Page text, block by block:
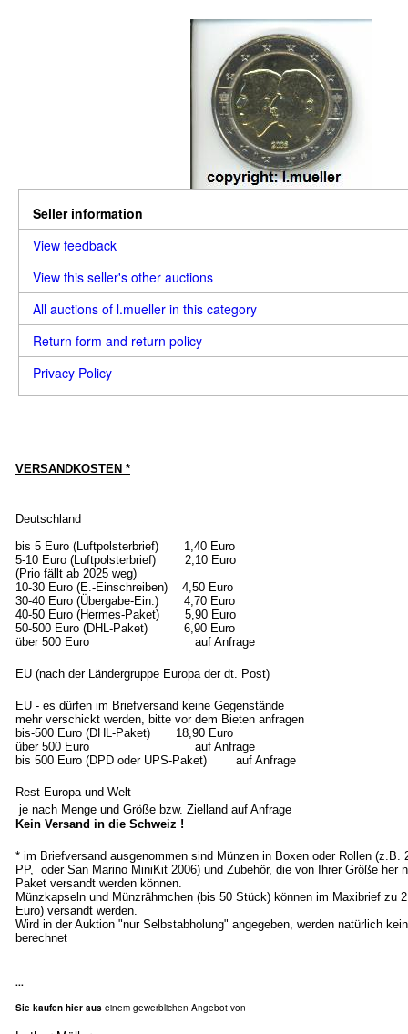
Seller information
View feedback
View this seller's other auctions
All auctions of l.mueller in this category
Return form and return policy
Privacy Policy
VERSANDKOSTEN *
Deutschland
bis 5 Euro (Luftpolsterbrief) 1,40 Euro
5-10 Euro (Luftpolsterbrief) 2,10 Euro
(Prio fällt ab 2025 weg)
10-30 Euro (E.-Einschreiben) 4,50 Euro
30-40 Euro (Übergabe-Ein.) 4,70 Euro
40-50 Euro (Hermes-Paket) 5,90 Euro
50-500 Euro (DHL-Paket) 6,90 Euro
über 500 Euro auf Anfrage
EU (nach der Ländergruppe Europa der dt. Post)
EU - es dürfen im Briefversand keine Gegenstände
mehr verschickt werden, bitte vor dem Bieten anfragen
bis-500 Euro (DHL-Paket) 18,90 Euro
über 500 Euro auf Anfrage
bis 500 Euro (DPD oder UPS-Paket) auf Anfrage
Rest Europa und Welt
je nach Menge und Größe bzw. Zielland auf Anfrage
Kein Versand in die Schweiz !
* im Briefversand ausgenommen sind Münzen in Boxen oder Rollen (z.B.
PP, oder San Marino MiniKit 2006) und Zubehör, die von Ihrer Größe her
Paket versandt werden können.
Münzkapseln und Münzrähmchen (bis 50 Stück) können im Maxibrief zu
Euro) versandt werden.
Wird in der Auktion "nur Selbstabholung" angegeben, werden natürlich
berechnet
...
Sie kaufen hier aus einem gewerblichen Angebot von